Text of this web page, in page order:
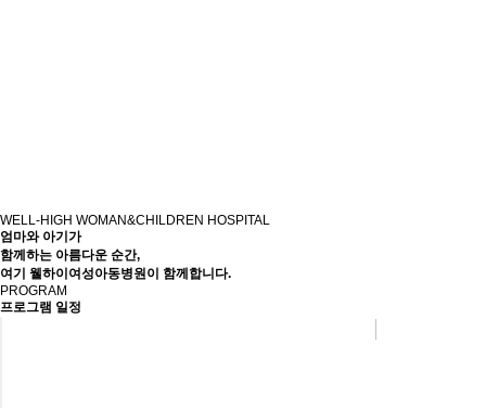
WELL-HIGH WOMAN&CHILDREN HOSPITAL
엄마와 아기가
함께하는 아름다운 순간,
여기 웰하이여성아동병원이 함께합니다.
PROGRAM
프로그램 일정